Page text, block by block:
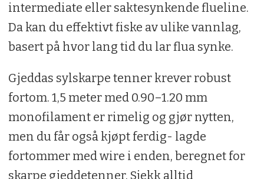
intermediate eller saktesynkende flueline.
Da kan du effektivt fiske av ulike vannlag,
basert på hvor lang tid du lar flua synke.
Gjeddas sylskarpe tenner krever robust
fortom. 1,5 meter med 0.90–1.20 mm
monofilament er rimelig og gjør nytten,
men du får også kjøpt ferdig- lagde
fortommer med wire i enden, beregnet for
skarpe gjeddetenner. Sjekk alltid